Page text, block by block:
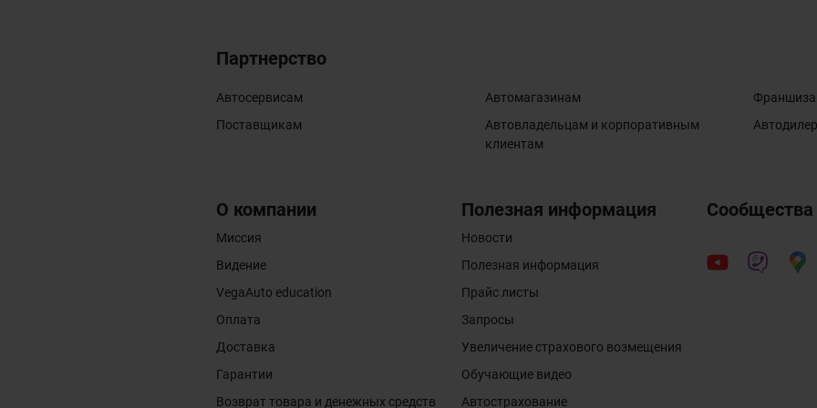
Партнерство
Автосервисам
Поставщикам
Автомагазинам
Автовладельцам и корпоративным
клиентам
Франшиза
О компании
Миссия
Видение
VegaAuto education
Оплата
Доставка
Гарантии
Возврат товара и денежных средств
Полезная информация
Новости
Полезная информация
Прайс листы
Запросы
Увеличение страхового возмещения
Обучающие видео
Автострахование
Сообщества